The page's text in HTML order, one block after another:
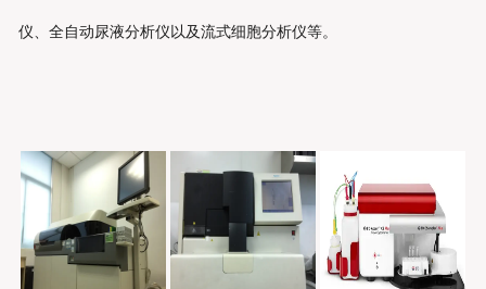
仪、全自动尿液分析仪以及流式细胞分析仪等。